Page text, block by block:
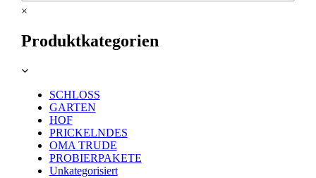
×
Produktkategorien
SCHLOSS
GARTEN
HOF
PRICKELNDES
OMA TRUDE
PROBIERPAKETE
Unkategorisiert